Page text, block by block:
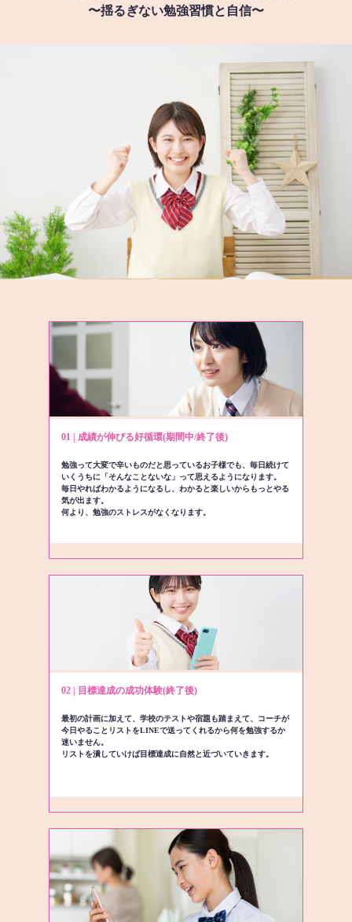
〜揺るぎない勉強習慣と自信〜
01 | 成績が伸びる好循環(期間中/終了後)
勉強って大変で辛いものだと思っているお子様でも、毎日続けて
いくうちに「そんなことないな」って思えるようになります。
毎日やればわかるようになるし、わかると楽しいからもっとやる
気が出ます。
何より、勉強のストレスがなくなります。
02 | 目標達成の成功体験(終了後)
最初の計画に加えて、学校のテストや宿題も踏まえて、コーチが
今日やることリストをLINEで送ってくれるから何を勉強するか
迷いません。
リストを潰していけば目標達成に自然と近づいていきます。